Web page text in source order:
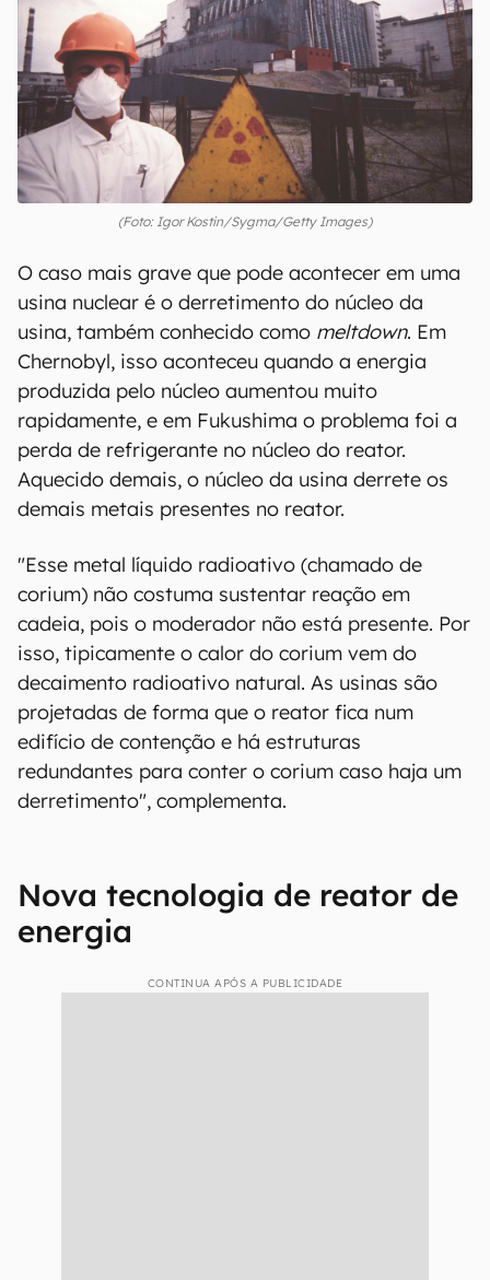
(Foto: Igor Kostin/Sygma/Getty Images)
O caso mais grave que pode acontecer em uma
usina nuclear é o derretimento do núcleo da
usina, também conhecido como meltdown. Em
Chernobyl, isso aconteceu quando a energia
produzida pelo núcleo aumentou muito
rapidamente, e em Fukushima o problema foi a
perda de refrigerante no núcleo do reator.
Aquecido demais, o núcleo da usina derrete os
demais metais presentes no reator.
"Esse metal líquido radioativo (chamado de
corium) não costuma sustentar reação em
cadeia, pois o moderador não está presente. Por
isso, tipicamente o calor do corium vem do
decaimento radioativo natural. As usinas são
projetadas de forma que o reator fica num
edifício de contenção e há estruturas
redundantes para conter o corium caso haja um
derretimento", complementa.
Nova tecnologia de reator de
energia
CONTINUA APÓS A PUBLICIDADE